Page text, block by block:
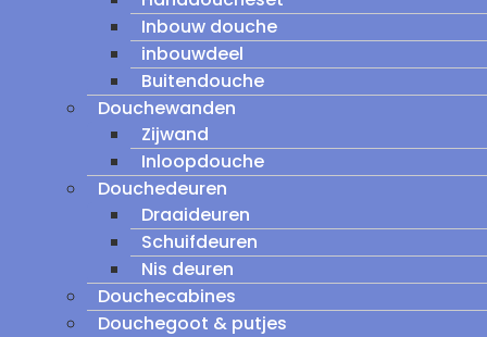
Inbouw douche
inbouwdeel
Buitendouche
Douchewanden
Zijwand
Inloopdouche
Douchedeuren
Draaideuren
Schuifdeuren
Nis deuren
Douchecabines
Douchegoot & putjes